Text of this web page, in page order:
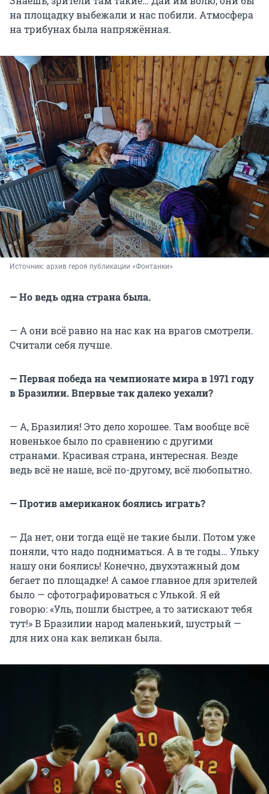
на площадку выбежали и нас побили. Атмосфера
на трибунах была напряжённая.
Источник: архив героя публикации «Фонтанки»
— Но ведь одна страна была.
— А они всё равно на нас как на врагов смотрели.
Считали себя лучше.
— Первая победа на чемпионате мира в 1971 году
в Бразилии. Впервые так далеко уехали?
— А, Бразилия! Это дело хорошее. Там вообще всё
новенькое было по сравнению с другими
странами. Красивая страна, интересная. Везде
ведь всё не наше, всё по-другому, всё любопытно.
— Против американок боялись играть?
— Да нет, они тогда ещё не такие были. Потом уже
поняли, что надо подниматься. А в те годы… Ульку
нашу они боялись! Конечно, двухэтажный дом
бегает по площадке! А самое главное для зрителей
было — сфотографироваться с Улькой. Я ей
говорю: «Уль, пошли быстрее, а то затискают тебя
тут!» В Бразилии народ маленький, шустрый —
для них она как великан была.